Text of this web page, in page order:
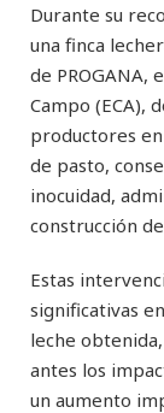
Durante su
una finca
de PROGANA,
Campo (ECA),
productores
de pasto,
inocuidad,
construcción
Estas
significativas
leche
antes los
un aumento